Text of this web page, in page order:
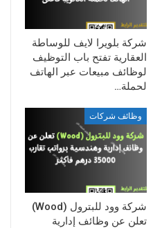
شركة بلويرا لايف للوساطة
العقارية تفتح باب التوظيف
لوظائف مبيعات عبر الهاتف
لحملة…
وظائف شركات
شركة وود للبترول (Wood)
تعلن عن وظائف إدارية